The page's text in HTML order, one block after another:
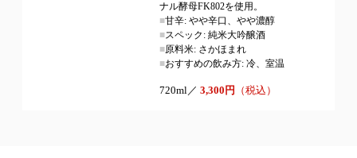
ナル酵母FK802を使用。
■甘辛: やや辛口、やや濃醇
■スペック: 純米大吟醸酒
■原料米: さかほまれ
■おすすめの飲み方: 冷、室温
720ml／ 3,300円 （税込）